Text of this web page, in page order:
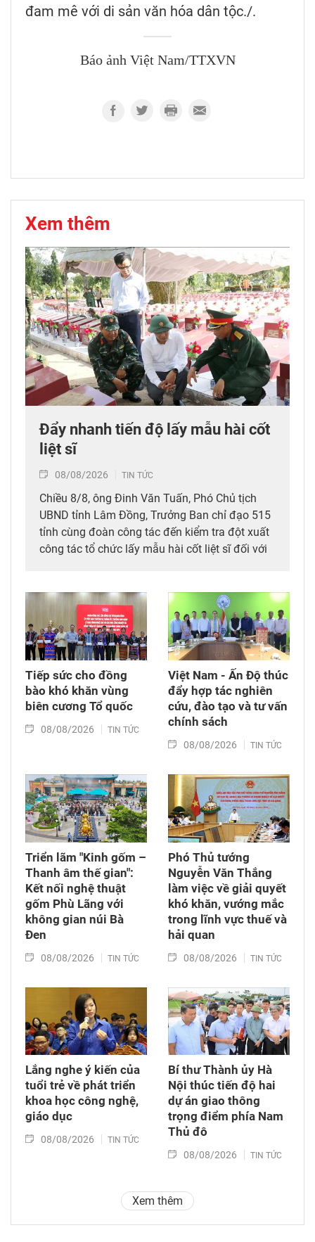
đam mê với di sản văn hóa dân tộc./.
Báo ảnh Việt Nam/TTXVN
Xem thêm
Đẩy nhanh tiến độ lấy mẫu hài cốt
liệt sĩ
08/08/2026 TIN TỨC
Chiều 8/8, ông Đinh Văn Tuấn, Phó Chủ tịch
UBND tỉnh Lâm Đồng, Trưởng Ban chỉ đạo 515
tỉnh cùng đoàn công tác đến kiểm tra đột xuất
công tác tổ chức lấy mẫu hài cốt liệt sĩ đối với
thời tặng quà cho cán bộ, chiến sĩ tham gia
công tác lấy mẫu tại đây.
Tiếp sức cho đồng
bào khó khăn vùng
biên cương Tổ quốc
08/08/2026 TIN TỨC
Việt Nam - Ấn Độ thúc
đẩy hợp tác nghiên
cứu, đào tạo và tư vấn
chính sách
08/08/2026 TIN TỨC
Triển lãm "Kinh gốm –
Thanh âm thế gian":
Kết nối nghệ thuật
gốm Phù Lãng với
không gian núi Bà
Đen
08/08/2026 TIN TỨC
Phó Thủ tướng
Nguyễn Văn Thắng
làm việc về giải quyết
khó khăn, vướng mắc
trong lĩnh vực thuế và
hải quan
08/08/2026 TIN TỨC
Lắng nghe ý kiến của
tuổi trẻ về phát triển
khoa học công nghệ,
giáo dục
08/08/2026 TIN TỨC
Bí thư Thành ủy Hà
Nội thúc tiến độ hai
dự án giao thông
trọng điểm phía Nam
Thủ đô
08/08/2026 TIN TỨC
Xem thêm